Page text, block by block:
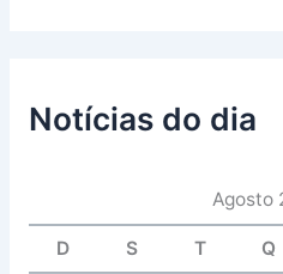
Notícias do dia
Agosto
D S T Q